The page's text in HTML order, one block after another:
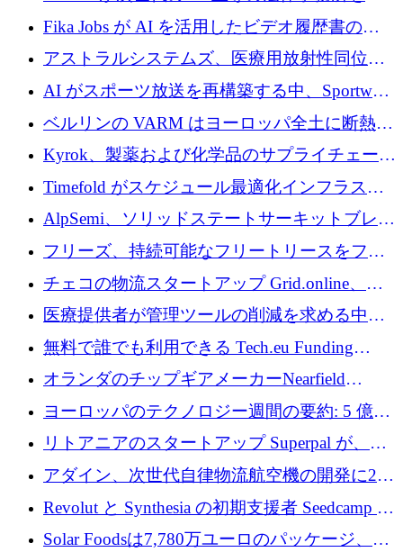
化するために 1,300 万ユーロを調達
Fika Jobs が AI を活用したビデオ履歴書のた
めに 400 万ドルを調達
アストラルシステムズ、医療用放射性同位元
素の世界的な不足に対処するために2,300万ポ
ンドを調達
AI がスポーツ放送を再構築する中、Sportway
が 2,000 万ユーロを調達
ベルリンの VARM はヨーロッパ全土に断熱材
を拡張するために 1,750 万ユーロを投資
Kyrok、製薬および化学品のサプライチェーン
に AI を導入するために 310 万ユーロを確保
Timefold がスケジュール最適化インフラスト
ラクチャを拡張するためにシリーズ A で
1,300 万ドルを調達
AlpSemi、ソリッドステートサーキットブレー
カー技術の進歩のために1,700万ユーロを調達
フリーズ、持続可能なフリートリースをフラ
ンス全土に拡大するために1,300万ユーロを確
保
チェコの物流スタートアップ Grid.online、配
送量が 1 年で 10 倍に増加し、400 万ユーロの
利益を獲得
医療提供者が管理ツールの削減を求める中、
a16z が Prosper AI を 3,000 万ドルで支援
無料で誰でも利用できる Tech.eu Funding
Explorer のご紹介
オランダのチップギアメーカーNearfield
Instrumentsが3億8,000万ドルを調達
ヨーロッパのテクノロジー週間の要約: 5 億
8,500 万ユーロを超える 60 以上のテクノロジ
リトアニアのスタートアップ Superpal が、
Slack 内に構築された AI コワーカー プラット
フォームのために 50 万ユーロを調達
アダイン、次世代自律物流航空機の開発に250
万ユーロを確保
Revolut と Synthesia の初期支援者 Seedcamp が
3 億 2,000 万ドルを調達、米国に投資
Solar Foodsは7,780万ユーロのパッケージ、5